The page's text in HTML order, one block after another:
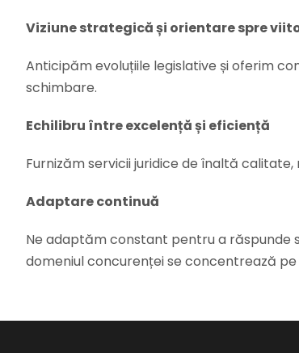
Viziune strategică și orientare spre
Anticipăm evoluțiile legislative și oferim
schimbare.
Echilibru între excelență și eficiență
Furnizăm servicii juridice de înaltă
Adaptare continuă
Ne adaptăm constant pentru a răspunde
domeniul concurenței se concentrează